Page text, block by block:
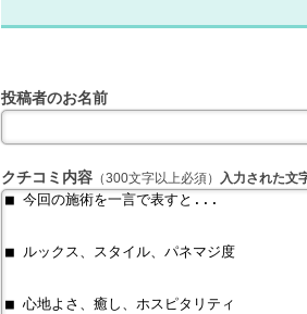
投稿者のお名前
クチコミ内容 （300文字以上必須） 入力された文